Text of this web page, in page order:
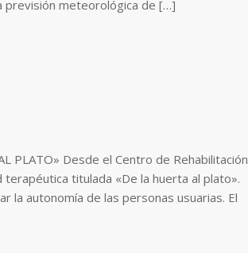
previsión meteorológica de […]
PLATO» Desde el Centro de Rehabilitación
terapéutica titulada «De la huerta al plato».
la autonomía de las personas usuarias. El